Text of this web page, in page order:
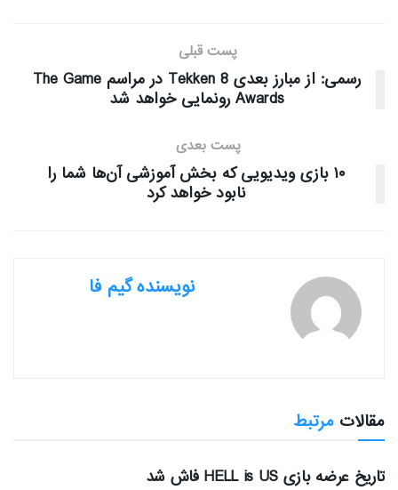
پست قبلی
رسمی: از مبارز بعدی Tekken 8 در مراسم The Game
Awards رونمایی خواهد شد
پست بعدی
۱۰ بازی ویدیویی که بخش آموزشی آن‌ها شما را
نابود خواهد کرد
نویسنده گیم فا
مقالات مرتبط
تاریخ عرضه بازی HELL is US فاش شد